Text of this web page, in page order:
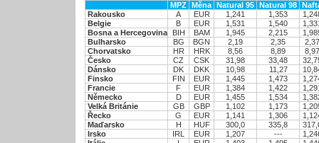
MPZ Měna Natural 95 Natural 98
Rakousko
A EUR 1,241 1,353
Belgie
B EUR 1,531 1,540
Bosna a Hercegovina
BIH BAM 1,945 2,215
Bulharsko
BG BGN 2,19 2,35
2,37
Chorvatsko
HR HRK 8,56 8,89
8,97
Česko
CZ CSK 31,98 33,48
Dánsko
DK DKK 10,98 11,27
Finsko
FIN EUR 1,445 1,473
Francie
F EUR 1,384 1,422
Německo
D EUR 1,455 1,534
Velká Británie
GB GBP 1,102 1,173
Řecko
G EUR 1,141 1,306
Maďarsko
H HUF 300,0 335,8
Irsko
IRL EUR 1,207 ---